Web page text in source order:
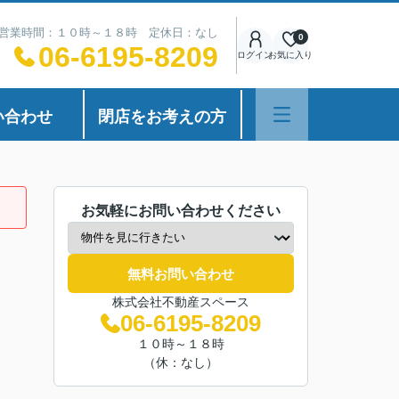
業時間：１０時～１８時 定休日：なし
06-6195-8209 ログインお気に入り
0
合わせ 閉店をお考えの方
お気軽にお問い合わせください
無料お問い合わせ
株式会社不動産スペース
06-6195-8209
１０時～１８時
（休：なし）